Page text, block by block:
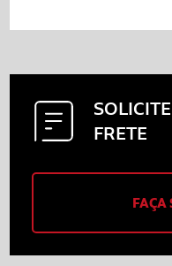
FRETE
FAÇA